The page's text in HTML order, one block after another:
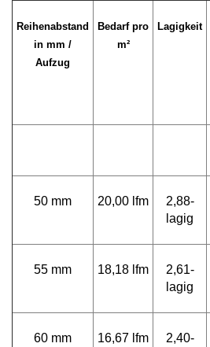
Reihenabstand
in mm /
Aufzug
Bedarf pro
m²
Lagigkeit
50 mm 20,00 lfm
2,88-
lagig
55 mm 18,18 lfm
2,61-
lagig
60 mm 16,67 lfm
2,40-